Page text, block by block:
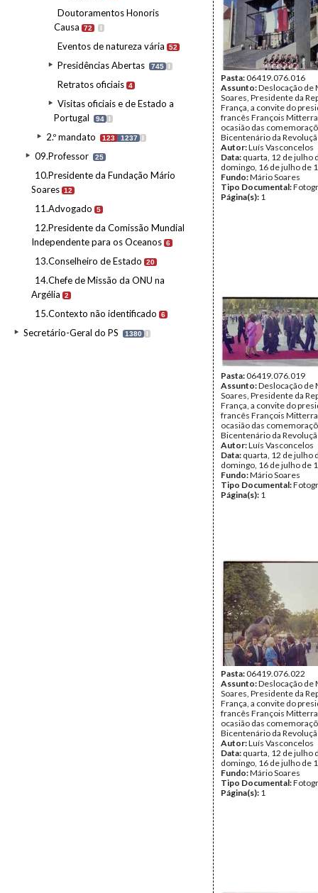
Doutoramentos Honoris
Causa
72 I
Eventos de natureza vária 52
Presidências Abertas 745 I
Retratos oficiais 4
Visitas oficiais e de Estado a
Portugal
94 I
2.º mandato 123 1237 I
09.Professor 25
10.Presidente da Fundação Mário
Soares 12
11.Advogado 5
12.Presidente da Comissão Mundial
Independente para os Oceanos 6
13.Conselheiro de Estado 20
14.Chefe de Missão da ONU na
Argélia
2
15.Contexto não identificado 6
Secretário-Geral do PS 1380 I
Pasta:06419.076.016
Assunto:Deslocação de
Soares, Presidente da
França, a convite do
francês François
ocasião das
Bicentenário da
Autor:Luís Vasconcelos
Data: quarta, 12 de julho
domingo, 16 de julho de
Fundo:Mário Soares
Tipo Documental:
Página(s): 1
Pasta:06419.076.019
Assunto:Deslocação de
Soares, Presidente da
França, a convite do
francês François
ocasião das
Bicentenário da
Autor:Luís Vasconcelos
Data: quarta, 12 de julho
domingo, 16 de julho de
Fundo:Mário Soares
Tipo Documental:
Página(s): 1
Pasta:06419.076.022
Assunto:Deslocação de
Soares, Presidente da
França, a convite do
francês François
ocasião das
Bicentenário da
Autor:Luís Vasconcelos
Data: quarta, 12 de julho
domingo, 16 de julho de
Fundo:Mário Soares
Tipo Documental:
Página(s): 1